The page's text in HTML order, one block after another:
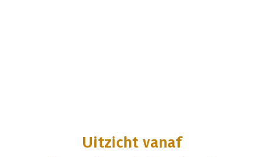
Uitzicht vanaf